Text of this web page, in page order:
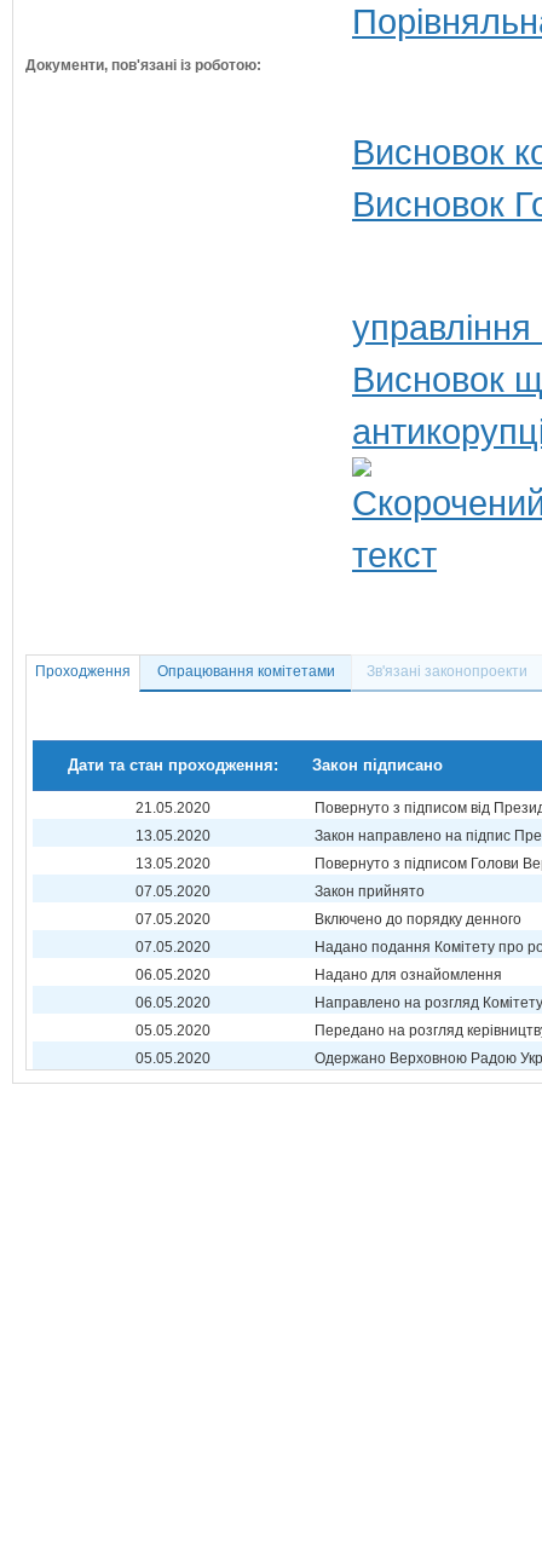
Документи, пов'язані із роботою:
Висновок
Висновок
Висновок
Проходження Опрацювання комітетами Зв'язані законопроекти
Дати та стан проходження: Закон підписано
21.05.2020
Повернуто з підписом від
13.05.2020
Закон направлено на підпис
13.05.2020
Повернуто з підписом Голови
07.05.2020
Закон прийнято
07.05.2020
Включено до порядку денного
07.05.2020
Надано подання Комітету про
06.05.2020
Надано для ознайомлення
06.05.2020
Направлено на розгляд Комітету
05.05.2020
Передано на розгляд
05.05.2020
Одержано Верховною Радою